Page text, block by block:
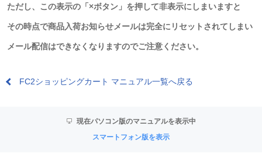
ただし、この表示の「×ボタン」を押して非表示にしまいますと
その時点で商品入荷お知らせメールは完全にリセットされてしまい
メール配信はできなくなりますのでご注意ください。
FC2ショッピングカート マニュアル一覧へ戻る
現在パソコン版のマニュアルを表示中
スマートフォン版を表示